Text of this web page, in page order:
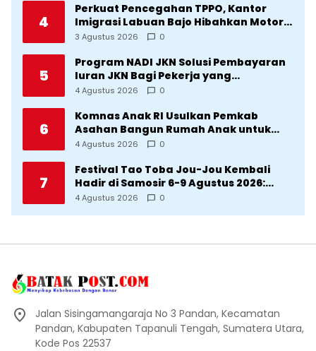
4
Perkuat Pencegahan TPPO, Kantor
Imigrasi Labuan Bajo Hibahkan Motor
Operasional ke Lima Desa di
3 Agustus 2026 0
5
Program NADI JKN Solusi Pembayaran
Iuran JKN Bagi Pekerja yang
Penghasilannya Tidak Tetap
4 Agustus 2026 0
6
Komnas Anak RI Usulkan Pemkab
Asahan Bangun Rumah Anak untuk
Korban Kekerasan
4 Agustus 2026 0
7
Festival Tao Toba Jou-Jou Kembali
Hadir di Samosir 6-9 Agustus 2026:
Datang Saksikan Kemeriahan dan Raih
4 Agustus 2026 0
Jalan Sisingamangaraja No 3 Pandan, Kecamatan
Pandan, Kabupaten Tapanuli Tengah, Sumatera Utara,
Kode Pos 22537